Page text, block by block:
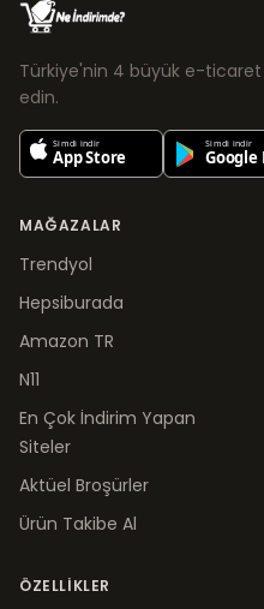
Türkiye'nin 4 büyük e-
edin.
MAĞAZALAR
Trendyol
Hepsiburada
Amazon TR
N11
En Çok İndirim Yapan
Siteler
Aktüel Broşürler
Ürün Takibe Al
ÖZELLIKLER